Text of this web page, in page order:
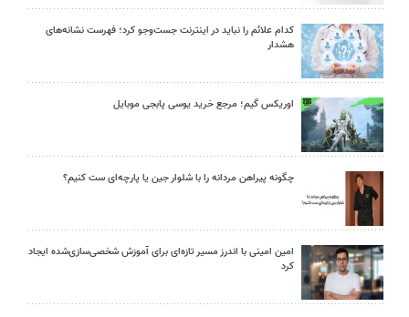
کدام علائم را نباید در اینترنت جست‌وجو کرد؛ فهرست نشانه‌های
هشدار
اوریکس گیم؛ مرجع خرید یوسی پابجی موبایل
چگونه پیراهن مردانه را با شلوار جین یا پارچه‌ای ست کنیم؟
امین امینی با اندرز مسیر تازه‌ای برای آموزش شخصی‌سازی‌شده ایجاد
کرد